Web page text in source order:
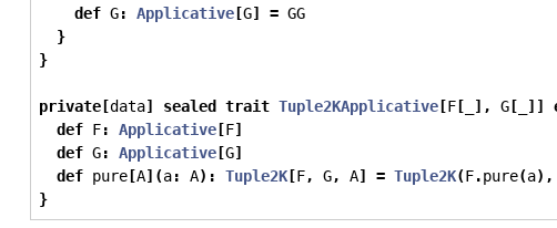
def G: Applicative[G] = GG
}
}
private[data] sealed trait Tuple2KApplicative[F[ ], G[ ]]
def F: Applicative[F]
def G: Applicative[G]
def pure[A](a: A): Tuple2K[F, G, A] = Tuple2K(F.pure(a),
}